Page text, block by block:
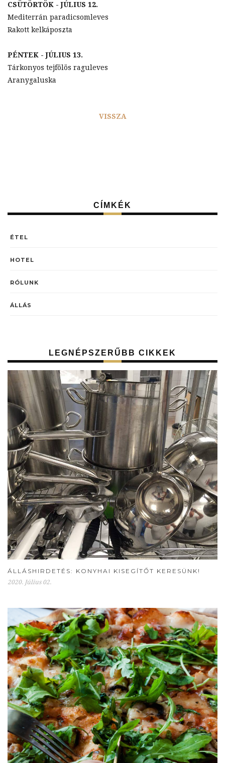
CSÜTÖRTÖK - JÚLIUS 12.
Mediterrán paradicsomleves
Rakott kelkáposzta
PÉNTEK - JÚLIUS 13.
Tárkonyos tejfölös raguleves
Aranygaluska
VISSZA
CÍMKÉK
ÉTEL
HOTEL
RÓLUNK
ÁLLÁS
LEGNÉPSZERŰBB CIKKEK
ÁLLÁSHIRDETÉS: KONYHAI KISEGÍTŐT KERESÜNK!
2020. Július 02.